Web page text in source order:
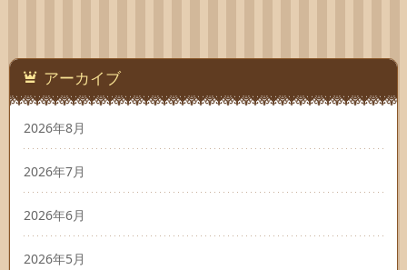
アーカイブ
2026年8月
2026年7月
2026年6月
2026年5月